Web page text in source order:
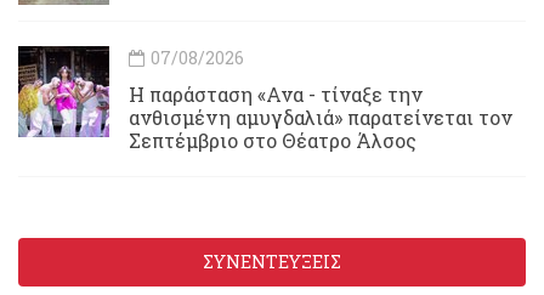
07/08/2026
Η παράσταση «Ανα - τίναξε την
ανθισμένη αμυγδαλιά» παρατείνεται τον
Σεπτέμβριο στο Θέατρο Άλσος
ΣΥΝΕΝΤΕΥΞΕΙΣ